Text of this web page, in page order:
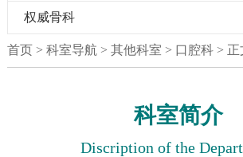
权威骨科
首页> 科室导航 > 其他科室 > 口腔科 > 正
科室简介
Discription of the